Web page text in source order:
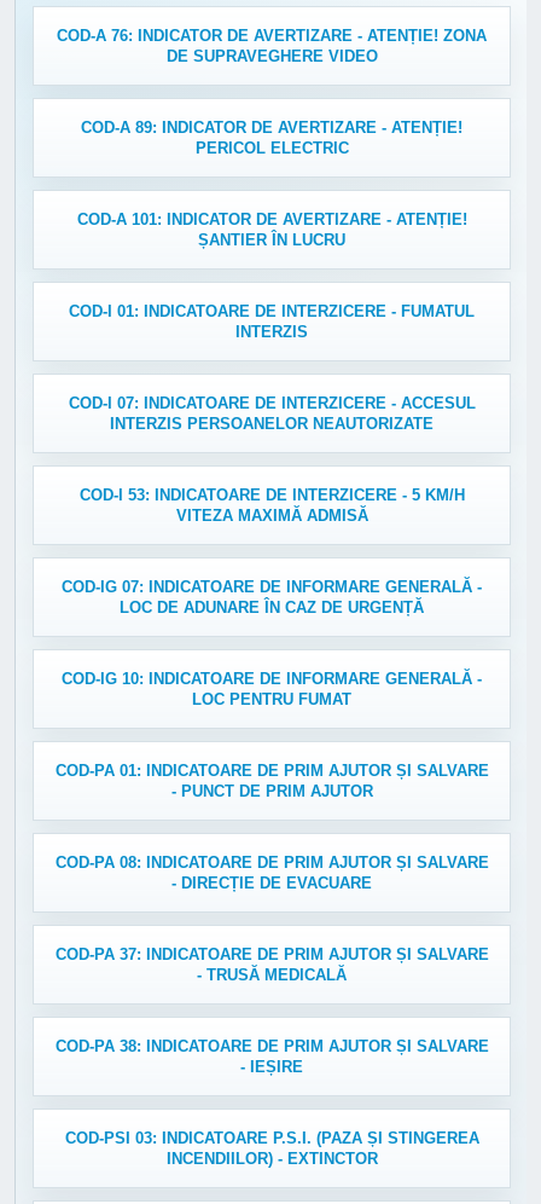
COD-A 76: INDICATOR DE AVERTIZARE - ATENȚIE! ZONA
DE SUPRAVEGHERE VIDEO
COD-A 89: INDICATOR DE AVERTIZARE - ATENȚIE!
PERICOL ELECTRIC
COD-A 101: INDICATOR DE AVERTIZARE - ATENȚIE!
ȘANTIER ÎN LUCRU
COD-I 01: INDICATOARE DE INTERZICERE - FUMATUL
INTERZIS
COD-I 07: INDICATOARE DE INTERZICERE - ACCESUL
INTERZIS PERSOANELOR NEAUTORIZATE
COD-I 53: INDICATOARE DE INTERZICERE - 5 KM/H
VITEZA MAXIMĂ ADMISĂ
COD-IG 07: INDICATOARE DE INFORMARE GENERALĂ -
LOC DE ADUNARE ÎN CAZ DE URGENȚĂ
COD-IG 10: INDICATOARE DE INFORMARE GENERALĂ -
LOC PENTRU FUMAT
COD-PA 01: INDICATOARE DE PRIM AJUTOR ȘI SALVARE
- PUNCT DE PRIM AJUTOR
COD-PA 08: INDICATOARE DE PRIM AJUTOR ȘI SALVARE
- DIRECȚIE DE EVACUARE
COD-PA 37: INDICATOARE DE PRIM AJUTOR ȘI SALVARE
- TRUSĂ MEDICALĂ
COD-PA 38: INDICATOARE DE PRIM AJUTOR ȘI SALVARE
- IEȘIRE
COD-PSI 03: INDICATOARE P.S.I. (PAZA ȘI STINGEREA
INCENDIILOR) - EXTINCTOR